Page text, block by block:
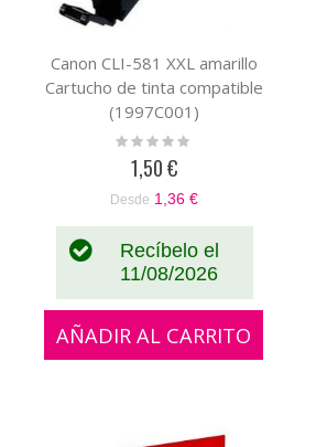
Canon CLI-581 XXL amarillo
Cartucho de tinta compatible
(1997C001)
Rating:
1,50 €
Desde 1,36 €
Recíbelo el
11/08/2026
AÑADIR AL CARRITO